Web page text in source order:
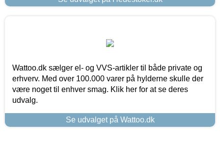
Wattoo.dk sælger el- og VVS-artikler til både private og
erhverv. Med over 100.000 varer på hylderne skulle der
være noget til enhver smag. Klik her for at se deres
udvalg.
Se udvalget på Wattoo.dk